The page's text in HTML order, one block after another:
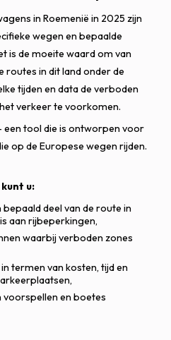
in Roemenië in 2025 zijn
wegen en bepaalde
is de moeite waard om van
in dit land onder de
tijden en data de verboden
verkeer te voorkomen.
een tool die is ontworpen voor
op de Europese wegen rijden.
u:
deel van de route in
aan rijbeperkingen,
waarbij verboden zones
termen van kosten, tijd en
en boetes